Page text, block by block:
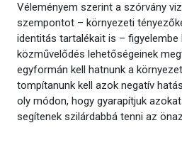
Véleményem szerint a szórvány
szempontot – környezeti
identitás tartalékait is – figyelembe
közművelődés lehetőségeinek
egyformán kell hatnunk a
tompítanunk kell azok negatív
oly módon, hogy gyarapítjuk
segítenek szilárdabbá tenni az